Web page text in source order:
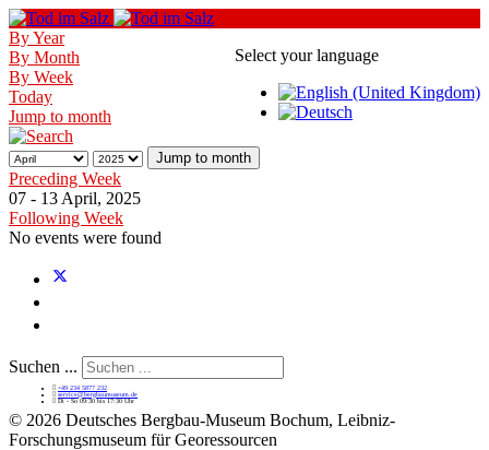
Select your language
By Year
By Month
By Week
Today
Jump to month
Jump to month
Preceding Week
07 - 13 April, 2025
Following Week
No events were found
Suchen ...
+49 234 5877 232
service@bergbaumuseum.de
Di - So 09:30 bis 17:30 Uhr
© 2026 Deutsches Bergbau-Museum Bochum, Leibniz-
Forschungsmuseum für Georessourcen